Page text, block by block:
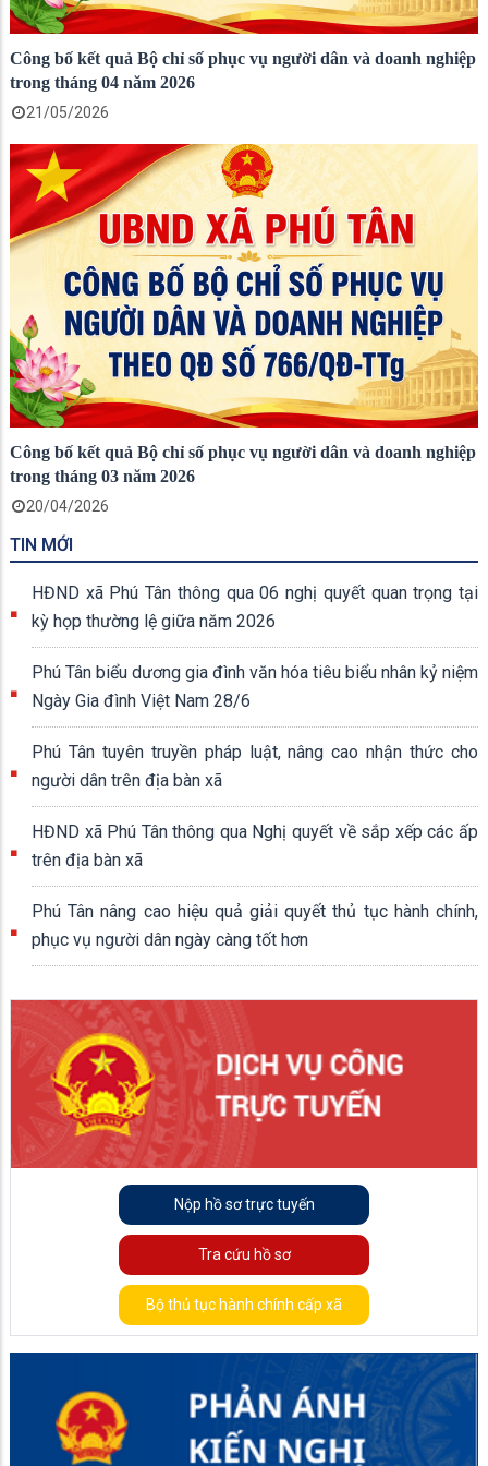
Công bố kết quả Bộ chỉ số phục vụ người dân và doanh nghiệp
trong tháng 04 năm 2026
21/05/2026
Công bố kết quả Bộ chỉ số phục vụ người dân và doanh nghiệp
trong tháng 03 năm 2026
20/04/2026
TIN MỚI
HĐND xã Phú Tân thông qua 06 nghị quyết quan trọng tại
kỳ họp thường lệ giữa năm 2026
Phú Tân biểu dương gia đình văn hóa tiêu biểu nhân kỷ niệm
Ngày Gia đình Việt Nam 28/6
Phú Tân tuyên truyền pháp luật, nâng cao nhận thức cho
người dân trên địa bàn xã
HĐND xã Phú Tân thông qua Nghị quyết về sắp xếp các ấp
trên địa bàn xã
Phú Tân nâng cao hiệu quả giải quyết thủ tục hành chính,
phục vụ người dân ngày càng tốt hơn
Nộp hồ sơ trực tuyến
Tra cứu hồ sơ
Bộ thủ tục hành chính cấp xã